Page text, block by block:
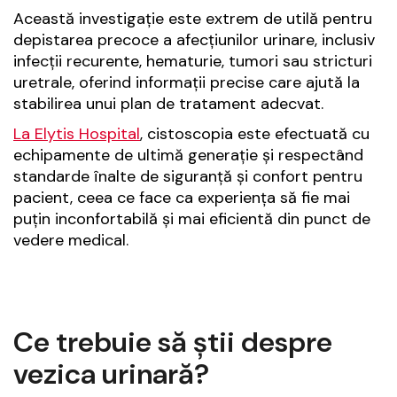
Această investigație este extrem de utilă pentru
depistarea precoce a afecțiunilor urinare, inclusiv
infecții recurente, hematurie, tumori sau stricturi
uretrale, oferind informații precise care ajută la
stabilirea unui plan de tratament adecvat.
La Elytis Hospital, cistoscopia este efectuată cu
echipamente de ultimă generație și respectând
standarde înalte de siguranță și confort pentru
pacient, ceea ce face ca experiența să fie mai
puțin inconfortabilă și mai eficientă din punct de
vedere medical.
Ce trebuie să știi despre
vezica urinară?